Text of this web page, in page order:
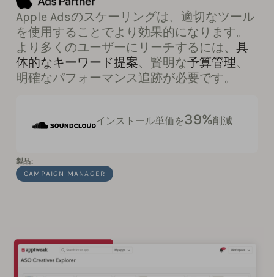
Apple Adsのスケーリングは、適切なツール
を使用することでより効果的になります。
より多くのユーザーにリーチするには、 具
体的なキーワード提案、賢明な予算管理、
明確なパフォーマンス追跡が必要です。
インストール単価を39%削減
製品:
CAMPAIGN MANAGER